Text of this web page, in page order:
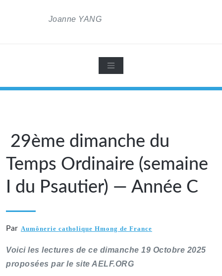
Joanne YANG
29ème dimanche du
Temps Ordinaire (semaine
I du Psautier) — Année C
Par Aumônerie catholique Hmong de France
Voici les lectures de ce dimanche 19 Octobre 2025
proposées par le site AELF.ORG